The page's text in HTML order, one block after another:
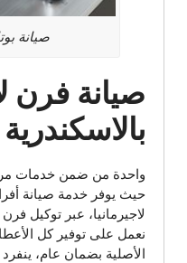
صيانة
صيانة فرن
بالاسكندرية
واحدة من ضمن خدمات
حيث يوفر خدمة صيانة
لاجيرمانيا، عبر توكيل
نعمل على توفير كل
الأصلية بضمان عام،